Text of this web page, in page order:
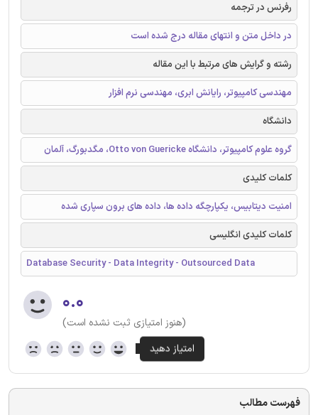
رفرنس در ترجمه
در داخل متن و انتهای مقاله درج شده است
رشته و گرایش های مرتبط با این مقاله
مهندسی کامپیوتر، رایانش ابری، مهندسی نرم افزار
دانشگاه
گروه علوم کامپیوتر، دانشگاه Otto von Guericke، مگدبورگ، آلمان
کلمات کلیدی
امنیت دیتابیس، یکپارچگه داده ها، داده های برون سپاری شده
کلمات کلیدی انگلیسی
Database Security - Data Integrity - Outsourced Data
۰.۰
(هنوز امتیازی ثبت نشده است)
فهرست مطالب